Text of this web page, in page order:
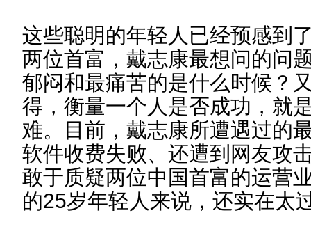
这些聪明的年轻人已经预感到
两位首富，戴志康最想问的问
郁闷和最痛苦的是什么时候？
得，衡量一个人是否成功，就
难。目前，戴志康所遭遇过的
软件收费失败、还遭到网友攻
敢于质疑两位中国首富的运营
的25岁年轻人来说，还实在太